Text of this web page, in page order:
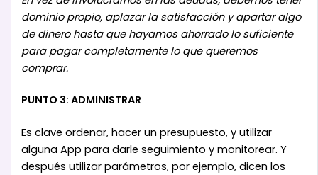
dominio propio, aplazar la satisfacción y apartar algo
de dinero hasta que hayamos ahorrado lo suficiente
para pagar completamente lo que queremos
comprar.
PUNTO 3: ADMINISTRAR
Es clave ordenar, hacer un presupuesto, y utilizar
alguna App para darle seguimiento y monitorear. Y
después utilizar parámetros, por ejemplo, dicen los